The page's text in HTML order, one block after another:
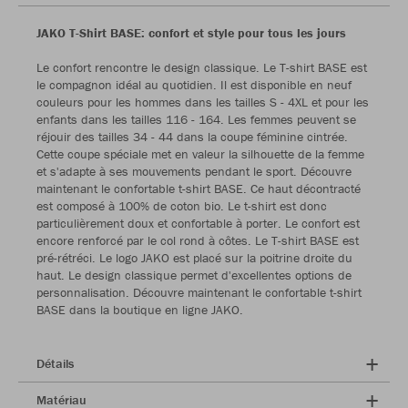
JAKO T-Shirt BASE: confort et style pour tous les jours
Le confort rencontre le design classique. Le T-shirt BASE est
le compagnon idéal au quotidien. Il est disponible en neuf
couleurs pour les hommes dans les tailles S - 4XL et pour les
enfants dans les tailles 116 - 164. Les femmes peuvent se
réjouir des tailles 34 - 44 dans la coupe féminine cintrée.
Cette coupe spéciale met en valeur la silhouette de la femme
et s'adapte à ses mouvements pendant le sport. Découvre
maintenant le confortable t-shirt BASE. Ce haut décontracté
est composé à 100% de coton bio. Le t-shirt est donc
particulièrement doux et confortable à porter. Le confort est
encore renforcé par le col rond à côtes. Le T-shirt BASE est
pré-rétréci. Le logo JAKO est placé sur la poitrine droite du
haut. Le design classique permet d'excellentes options de
personnalisation. Découvre maintenant le confortable t-shirt
BASE dans la boutique en ligne JAKO.
Détails
Matériau